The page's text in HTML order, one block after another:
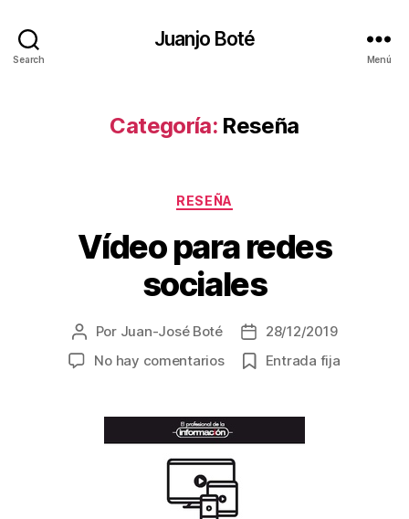
Search
Juanjo Boté
Menú
Categoría: Reseña
Categorías
RESEÑA
Vídeo para redes
sociales
Autor
de
Por Juan-José Boté
Fecha
de
la
28/12/2019
No hay comentariosen
redes
sociales
Entrada fija